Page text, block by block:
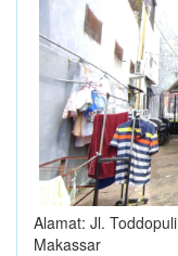
Alamat: Jl.
Makassar